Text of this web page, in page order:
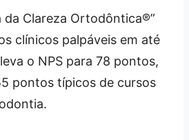
da Clareza Ortodôntica®”
clínicos palpáveis em até
o NPS para 78 pontos,
pontos típicos de cursos